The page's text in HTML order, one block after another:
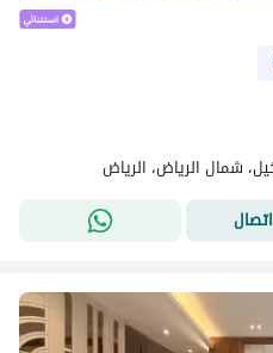
شمال الرياض، الرياض
اتصال